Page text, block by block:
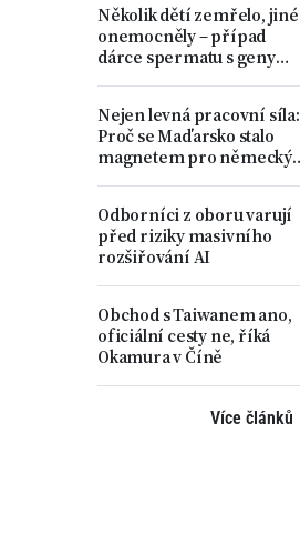
ministr
Několik dětí zemřelo, jiné
onemocněly – případ
dárce spermatu s geny
Nejen levná pracovní síla:
Proč se Maďarsko stalo
magnetem pro německý
Odborníci z oboru varují
před riziky masivního
rozšiřování AI
Obchod s Taiwanem ano,
oficiální cesty ne, říká
Okamura v Číně
Více článků